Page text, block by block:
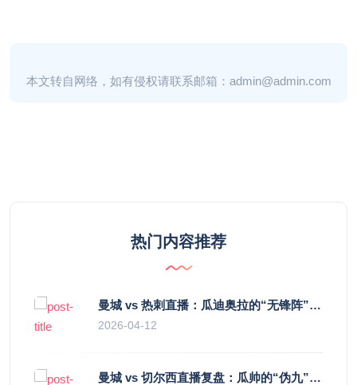
本文转自网络，如有侵权请联系邮箱：admin@admin.com
热门内容推荐
曼城 vs 热刺直播：瓜迪奥拉的“无锋阵”是天才设计还是自废武功？
2026-04-12
曼城 vs 切尔西直播复盘：瓜帅的“伪九”陷阱，如何绞杀蓝军的“三中卫”？